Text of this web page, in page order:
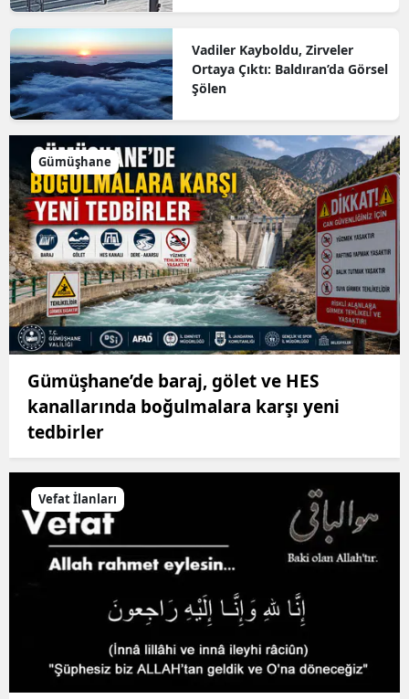
Vadiler Kayboldu, Zirveler
Ortaya Çıktı: Baldıran’da Görsel
Şölen
Gümüşhane
Gümüşhane’de baraj, gölet ve HES
kanallarında boğulmalara karşı yeni
tedbirler
Vefat İlanları